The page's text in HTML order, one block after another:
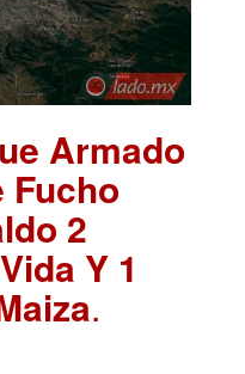
Armado
Fucho
2
Y 1
.